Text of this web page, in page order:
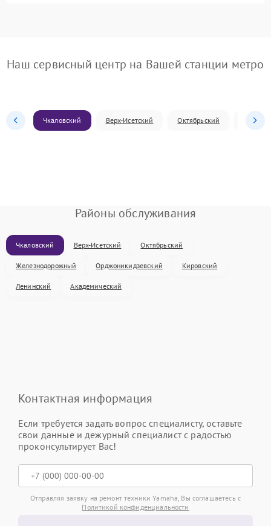
Наш сервисный центр на Вашей станции метро
Чкаловский Верх-Исетский Октябрьский
Районы обслуживания
Чкаловский Верх-Исетский Октябрьский
Железнодорожный Орджоникидзевский Кировский
Ленинский Академический
Контактная информация
Если требуется задать вопрос специалисту, оставьте
свои данные и дежурный специалист с радостью
проконсультирует Вас!
Отправляя заявку на ремонт техники Yamaha, Вы соглашаетесь с
Политикой конфиденциальности